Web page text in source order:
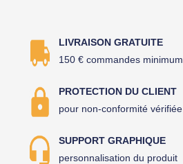
LIVRAISON GRATUITE
150 € commandes minimum
PROTECTION DU CLIENT
pour non-conformité vérifiée
SUPPORT GRAPHIQUE
personnalisation du produit